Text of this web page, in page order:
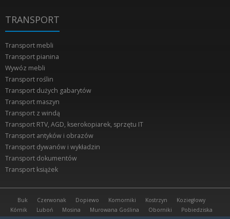
TRANSPORT
Transport mebli
Transport pianina
Wywóz mebli
Transport roślin
Transport dużych gabarytów
Transport maszyn
Transport z windą
Transport RTV, AGD, kserokopiarek, sprzętu IT
Transport antyków i obrazów
Transport dywanów i wykładzin
Transport dokumentów
Transport książek
Buk Czerwonak Dopiewo Komorniki Kostrzyn
Koziegłowy
Kórnik
Luboń Mosina Murowana Goślina Oborniki
Pobiedziska